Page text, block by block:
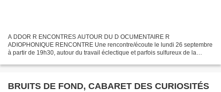
A DDOR R ENCONTRES AUTOUR DU D OCUMENTAIRE R
ADIOPHONIQUE RENCONTRE Une rencontre/écoute le lundi 26 septembre
à partir de 19h30, autour du travail éclectique et parfois sulfureux de la
BRUITS DE FOND, CABARET DES CURIOSITÉS